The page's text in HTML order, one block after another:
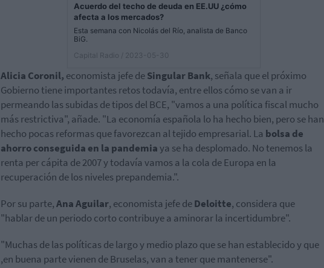
Acuerdo del techo de deuda en EE.UU ¿cómo
afecta a los mercados?
Esta semana con Nicolás del Río, analista de Banco
BiG.
Capital Radio
/ 2023-05-30
Alicia Coronil, economista jefe deSingular Bank, señala que el próximo
Gobierno tiene importantes retos todavía, entre ellos cómo se van a ir
permeando las subidas de tipos del BCE, "vamos a una política fiscal mucho
más restrictiva", añade. "La economía española lo ha hecho bien, pero se han
hecho pocas reformas que favorezcan al tejido empresarial. La bolsa de
ahorro conseguida en la pandemiaya se ha desplomado. No tenemos la
renta per cápita de 2007 y todavía vamos a la cola de Europa en la
recuperación de los niveles prepandemia.".
Por su parte,Ana Aguilar, economista jefe deDeloitte, considera que
"hablar de un periodo corto contribuye a aminorar la incertidumbre".
"Muchas de las políticas de largo y medio plazo que se han establecido y que
,en buena parte vienen de Bruselas, van a tener que mantenerse".